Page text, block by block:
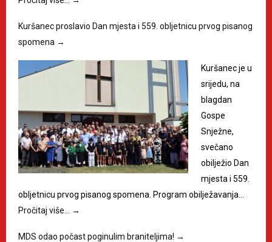
Kuršanec proslavio Dan mjesta i 559. obljetnicu prvog pisanog
spomena →
Kuršanec je u
srijedu, na
blagdan
Gospe
Snježne,
svečano
obilježio Dan
mjesta i 559.
obljetnicu prvog pisanog spomena. Program obilježavanja…
Pročitaj više…
→
MDS odao počast poginulim braniteljima! →